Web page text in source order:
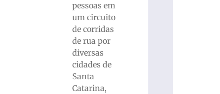
pessoas em
um circuito
de corridas
de rua por
diversas
cidades de
Santa
Catarina,